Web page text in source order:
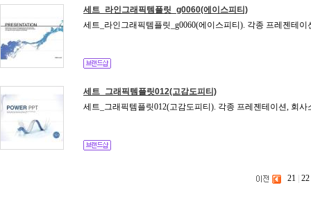
세트_라인그래픽템플릿_g0060(에이스피티)
세트_라인그래픽템플릿_g0060(에이스피티). 각종 프레젠테
세트_그래픽템플릿012(고감도피티)
세트_그래픽템플릿012(고감도피티). 각종 프레젠테이션, 회
21 22